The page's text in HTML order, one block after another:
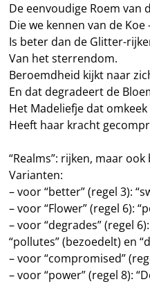
De eenvoudige Roem van
Die we kennen van de Koe
Is beter dan de Glitter-
Van het sterrendom.
Beroemdheid kijkt naar
En dat degradeert de
Het Madeliefje dat omkeek
Heeft haar kracht
“Realms”: rijken, maar
Varianten:
– voor “better” (regel 3):
– voor “Flower” (regel 6):
– voor “degrades” (regel
“pollutes” (bezoedelt) en
– voor “compromised”
– voor “power” (regel 8):